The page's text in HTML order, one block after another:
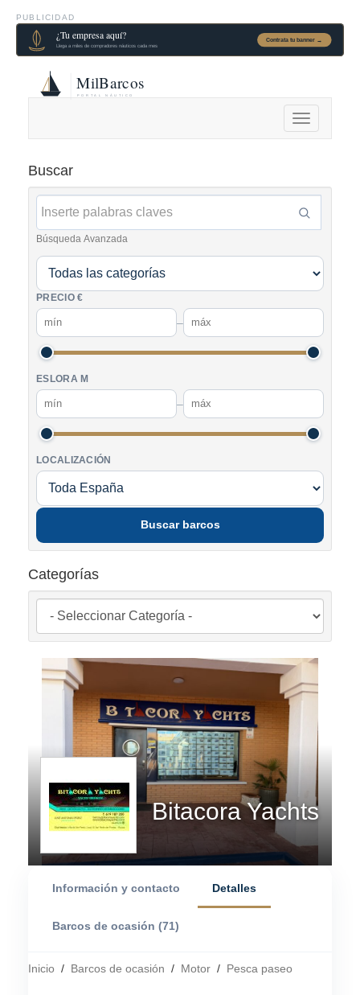
PUBLICIDAD
Alternar
navegación
Buscar
Búsqueda Avanzada
PRECIO €
–
ESLORA M
–
LOCALIZACIÓN
Buscar barcos
Categorías
Bitacora Yachts
Información y contacto Detalles
Barcos de ocasión (71)
Inicio / Barcos de ocasión / Motor / Pesca paseo